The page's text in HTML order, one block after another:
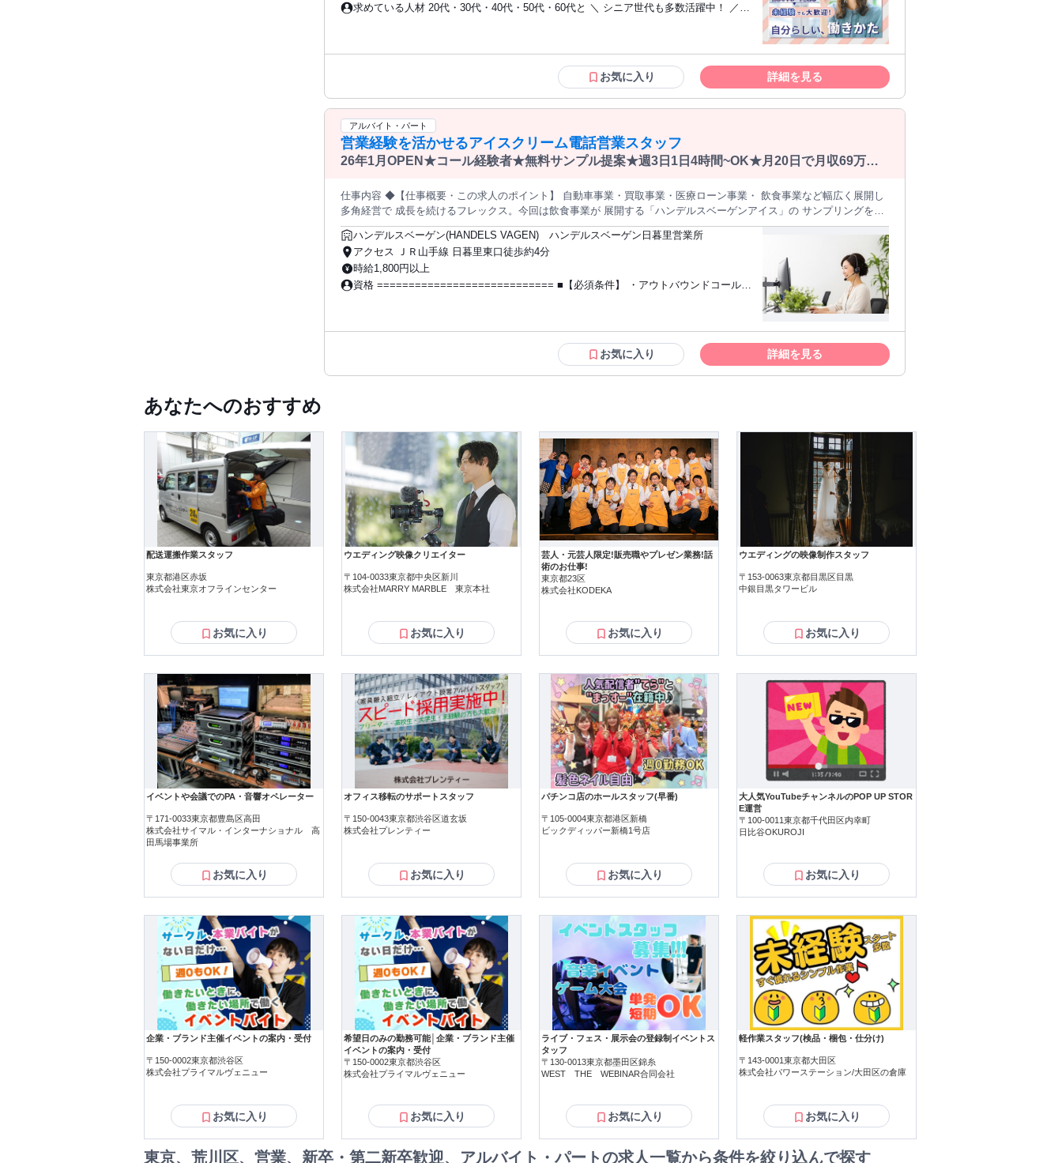
最近は一人暮らしの方も多く 一人では片づけられないなど 問題を抱えている方がたくさん！ そんな方のお手伝いをす
日時を決めて専門のスタッフに バトンタッチ！ ⌒*⌒*⌒*⌒* テレアポの在宅ワークが可能♪ ⌒*⌒*⌒*⌒* ★通勤圏内の
フォロー体制バッチリ♪ ・マニュアル完備で安心 ・しっかり稼げる仕組みがあります -
求めている人材 20代・30代・40代・50代・60代と ＼ シニア世代も多数活躍中！ ／ ■
い ★通勤や外出が面倒くさい ☆自分のペースで稼ぎたい ★隙間時間や、短期でも 今
システムの関係で不可となります ・SoftBank 光 ・SoftBank Air ・OCN光 ・ニューロ
光 ・Wi-Fi
お気に入り 詳細を見る
アルバイト・パート
営業経験を活かせるアイスクリーム電話営業スタッフ
26年1月OPEN★コール経験者★無料サンプル提案★週3日1日4時間~OK★月20日で月収69万円
仕事内容 ◆【仕事概要・この求人のポイント】 自動車事業・買取事業・医療ローン事業・ 飲食事業など幅広く展開し
多角経営で 成長を続けるフレックス。今回は飲食事業が 展開する「ハンデルスベーゲンアイス」の サンプリングを提
案するコールセンター 営業スタッフの募集です。 ========【求人ポイント】========= ■2026年1月に営業所移転
のオープニング ■応募条件はアウトバウンドコール経験者 ■営業経験者やコールセンター経験者歓迎 ■低単価+良質商品
=結果を出しやすい営業 ■高時給1,800円＋インセンティブ ■1件成約毎に8,000~33,000円のインセン ■週3日勤務の1日4
時間~勤務OK ■週5日勤務可能な方は大歓迎 ■土日祝休みの平日のみ勤務・14~18時 ■服装・髪型自由、ネイル・ピアス
OK ■収入例1：月20日の1日6.5hで月収69万円 ■収入例2：月20日の1日5hで月収55万円 ■収入例3：月15日の1日3hで月
このアイスクリームを全国の飲食店へ 特別に用意したサンプルセットを送付し、 導入を検討していただくお仕事で
す。 コールリストは自分で作る必要はございません。 今回の商品と親和性の高い飲食店を リストアップして各自に振
味感想や導入意向確認 【4】初回受注を獲得（受注成立でインセン） ============================ 《おおよ
につながる実績があります。 ============================ 《商品力と提案先への親和性》 ハンデルスベーゲ
ンのアイスクリームは、 自然の素材だけを使い、ナチュラルな 手づくりのアイスクリームです。 高級レストランにな
ればなるほど、 お客様への価値提供を重視し素材や 製法にこだわるニーズが高いため 非常に親和性が高いアイスで
す。 ミシュランの星獲得店や最高級ホテルでも 採用されるクオリティのアイスを無料で 試せる強みがあるので提案し
やすい環境。 ============================ ◆【収入例と活躍する先輩の実例】
============================ 《40代女性Aさんコールセンター経験者》 入社2ヶ月ほど経過、元々はBtoC向け
の コールセンターを経験して弊社へ入社。 今回のポジションは飲食店オーナー個人への ご提案となるため経験を活か
したいとご応募。 入社2ヶ月で月16件程の受注を獲得し、 今ではトッププレイヤーとして入社7ヶ月で 月46件程の受注
を獲得。時給とインセンティブで 合計月収はなんと月69万円のスタッフさんも。
============================ 《あなたの働きたいスタイルで》 ◆【収入例1. 入社7カ月目Aさん】 月20日・1
日6.5h・月収69万円 時給合計23万円＋インセンティブ46万円 ◆【収入例2. 入社2.5カ月目Bさん】 月20日・1日5h・月
============================ ◆【弊社の求める業務レベル】 ============================ 《こんな
あなたに来てほしい》 アウトバウンドコールの経験者採用枠です。 下記のようなご経験や背景を お持ちの方はぜひ経
行会社でアウトバウンドコールを 経験するも結婚を機に退職。 育児が落ち着いたことに加えて経験を活かして 家計を
支えていきたいが、キツすぎる 営業コールではなく気持ちいい提案が できるお仕事や職場をお探しの方。
============================ 《本音でお伝えする仕事の業務レベル》 ・架電先リストは親和性の高い飲食店
を厳選 ・発注単価1万円~2万円で提案金額も小さい ・サンプルセットを試食後に導入提案 ・最高級ホテルでも採用さ
れるようなアイス ・1件成約8,000円~33,000円のインセン有り 上記が揃っていれば「おぉ！」となりますが 本音でお
話しすると、きちんとノルマはあります。 お電話口は、お忙しい飲食店のオーナー様や 料理長様で当然、「今は忙し
い」 「間に合っている」とお断りされることも。 行動量としては1時間に15~20件の荷電、 月16件前後の受注目標に向
かって 営業活動をしていただくポジションです。 そのため保険営業、太陽光商材アポインター、 教育関係の営業、コ
ールセンターSV経験など 一定の営業成績を残した方であれば 非常に待遇のいいポジションです。 一方で、「そこまで
く環境】 ============================ 《オフィス・テレワーク環境》 【営業所移転でリニューアルOPEN】
ので 服装自由・髪色・髪型自由・ネイルOK 完全に自由であなたのおしゃれでOKです。
============================ 《週3日・1日4時間から勤務できる方へ》 平日のみ勤務で土日祝はお休みで
す。 平日週3日の1日4時間から勤務OK。 時間帯は14時~18時と遅めの勤務開始で 午前中はゆとりを持って出社可能で
す。 ============================
ハンデルスベーゲン(HANDELS VAGEN) ハンデルスベーゲン日暮里営業所
アクセス ＪＲ山手線 日暮里東口徒歩約4分
時給1,800円以上
資格 ============================ ■【必須条件】 ・アウトバウンドコールの
活躍中 ============================
お気に入り 詳細を見る
あなたへのおすすめ
配送運搬作業スタッフ
東京都港区赤坂
株式会社東京オフラインセンター
お気に入り
ウエディング映像クリエイター
〒104-0033東京都中央区新川
株式会社MARRY MARBLE 東京本社
お気に入り
芸人・元芸人限定!販売職やプレゼン業務!話
術のお仕事!
東京都23区
株式会社KODEKA
お気に入り
ウエディングの映像制作スタッフ
〒153-0063東京都目黒区目黒
中銀目黒タワービル
お気に入り
イベントや会議でのPA・音響オペレーター
〒171-0033東京都豊島区高田
株式会社サイマル・インターナショナル 高
田馬場事業所
お気に入り
オフィス移転のサポートスタッフ
〒150-0043東京都渋谷区道玄坂
株式会社プレンティー
お気に入り
パチンコ店のホールスタッフ(早番)
〒105-0004東京都港区新橋
ビックディッパー新橋1号店
お気に入り
大人気YouTubeチャンネルのPOP UP STOR
E運営
〒100-0011東京都千代田区内幸町
日比谷OKUROJI
お気に入り
企業・ブランド主催イベントの案内・受付
〒150-0002東京都渋谷区
株式会社プライマルヴェニュー
お気に入り
希望日のみの勤務可能│企業・ブランド主催
イベントの案内・受付
〒150-0002東京都渋谷区
株式会社プライマルヴェニュー
お気に入り
ライブ・フェス・展示会の登録制イベントス
タッフ
〒130-0013東京都墨田区錦糸
WEST THE WEBINAR合同会社
お気に入り
軽作業スタッフ(検品・梱包・仕分け)
〒143-0001東京都大田区
株式会社パワーステーション/大田区の倉庫
お気に入り
東京、荒川区、営業、新卒・第二新卒歓迎、アルバイト・パートの求人一覧から条件を絞り込んで探す